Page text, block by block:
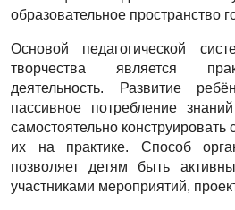
образовательное пространство
Основой педагогической
творчества является
деятельность. Развитие
пассивное потребление
самостоятельно
их на практике. Способ
позволяет детям быть
участниками мероприятий,